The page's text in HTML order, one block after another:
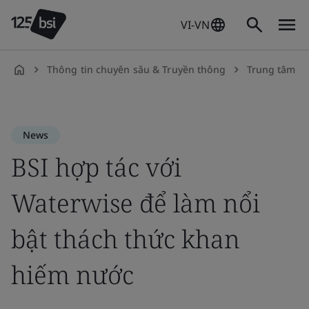
VI-VN
Thông tin chuyên sâu & Truyền thông Trung tâm
News
BSI hợp tác với
Waterwise để làm nổi
bật thách thức khan
hiếm nước